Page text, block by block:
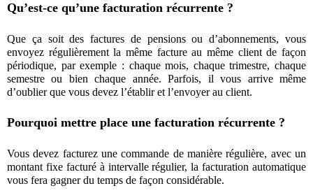
Qu’est-ce qu’une facturation récurrente ?
Que ça soit des factures de pensions ou d’abonnements, vous
envoyez régulièrement la même facture au même client de façon
périodique, par exemple : chaque mois, chaque trimestre, chaque
semestre ou bien chaque année. Parfois, il vous arrive même
d’oublier que vous devez l’établir et l’envoyer au client.
Pourquoi mettre place une facturation récurrente ?
Vous devez facturez une commande de manière régulière, avec un
montant fixe facturé à intervalle régulier, la facturation automatique
vous fera gagner du temps de façon considérable.